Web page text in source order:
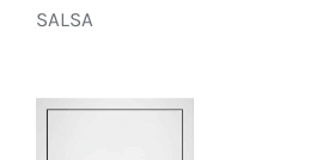
SALSA